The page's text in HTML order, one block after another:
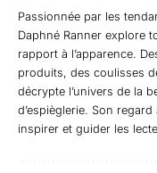
Passionnée par les
Daphné Ranner explore
rapport à l’apparence.
produits, des coulisses
décrypte l’univers de la
d’espièglerie. Son
inspirer et guider les